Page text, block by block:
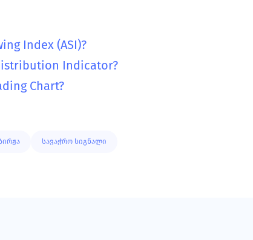
Index (ASI)?
Indicator?
Chart?
სავაჭრო სიგნალი